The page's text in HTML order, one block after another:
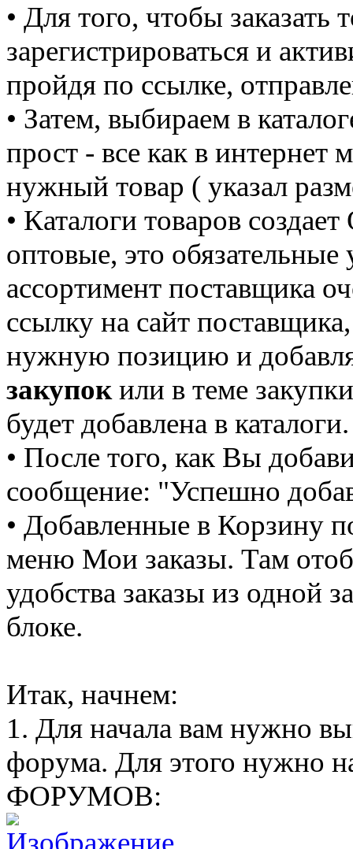
• Для того, чтобы заказать
зарегистрироваться и
пройдя по ссылке,
• Затем, выбираем в
прост - все как в интернет
нужный товар ( указал
• Каталоги товаров
оптовые, это
ассортимент поставщика
ссылку на сайт
нужную позицию и
закупокили в теме
будет добавлена в каталоги.
• После того, как Вы
сообщение: "Успешно
• Добавленные в Корзину
меню Мои заказы. Там
удобства заказы из одной
блоке.
Итак, начнем:
1. Для начала вам нужно
форума. Для этого
ФОРУМОВ: